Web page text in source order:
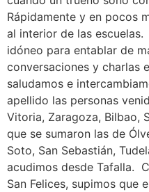
Rápidamente y en pocos
al interior de las
idóneo para entablar de
conversaciones y charlas
saludamos e
apellido las personas
Vitoria, Zaragoza, Bilbao,
que se sumaron las de
Soto, San Sebastián,
acudimos desde Tafalla.
San Felices, supimos que